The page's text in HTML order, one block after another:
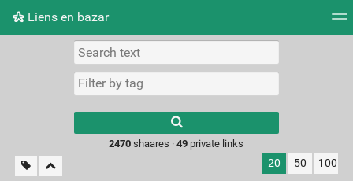
Liens en bazar
Picture wall
2470 shaares ·49 private links
20 50 100